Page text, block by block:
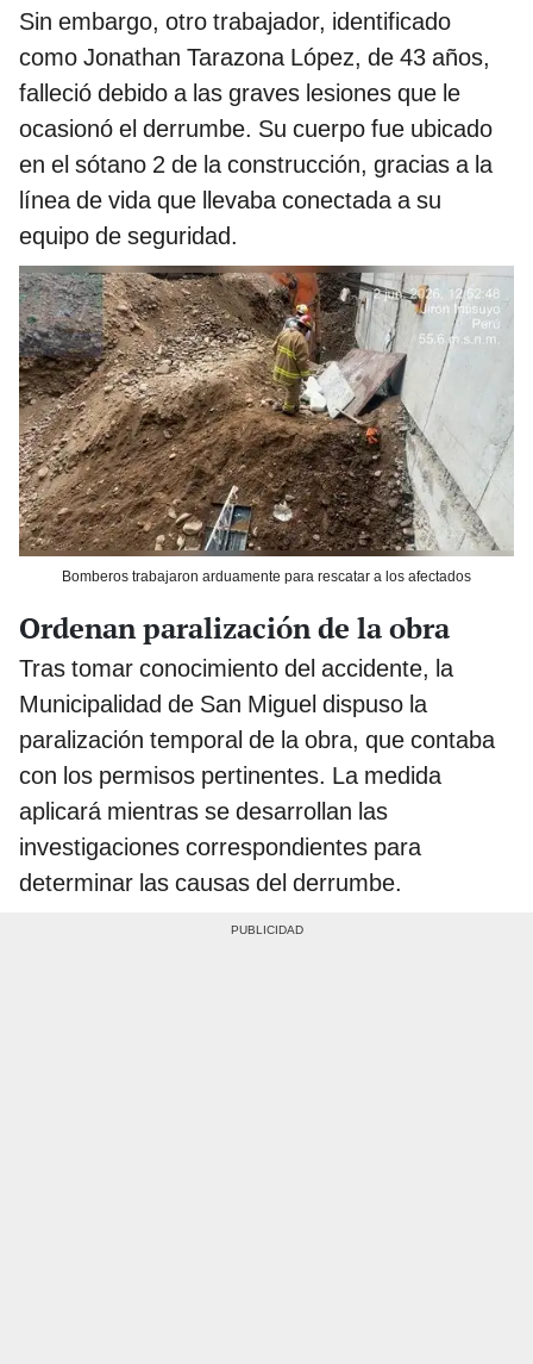
Sin embargo, otro trabajador, identificado
como Jonathan Tarazona López, de 43 años,
falleció debido a las graves lesiones que le
ocasionó el derrumbe. Su cuerpo fue ubicado
en el sótano 2 de la construcción, gracias a la
línea de vida que llevaba conectada a su
equipo de seguridad.
Bomberos trabajaron arduamente para rescatar a los afectados
Ordenan paralización de la obra
Tras tomar conocimiento del accidente, la
Municipalidad de San Miguel dispuso la
paralización temporal de la obra, que contaba
con los permisos pertinentes. La medida
aplicará mientras se desarrollan las
investigaciones correspondientes para
determinar las causas del derrumbe.